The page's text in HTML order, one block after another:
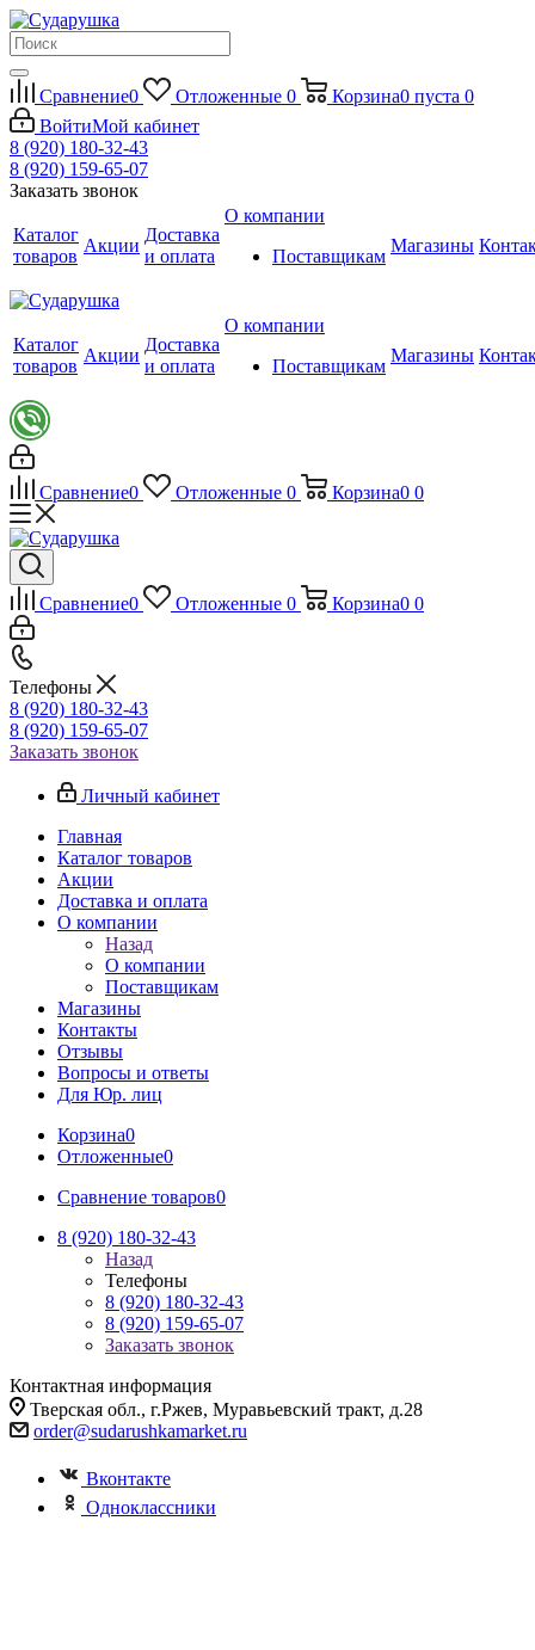
Сравнение0 Отложенные 0 Корзина0 пуста 0
ВойтиМой кабинет
8 (920) 180-32-43
8 (920) 159-65-07
Заказать звонок
Каталог
товаров
Акции
Доставка
и оплата
О компании
Поставщикам
Магазины
Каталог
товаров
Акции
Доставка
и оплата
О компании
Поставщикам
Магазины
Сравнение0 Отложенные 0 Корзина0 0
Сравнение0 Отложенные 0 Корзина0 0
Телефоны
8 (920) 180-32-43
8 (920) 159-65-07
Заказать звонок
Личный кабинет
Главная
Каталог товаров
Акции
Доставка и оплата
О компании
Назад
О компании
Поставщикам
Магазины
Контакты
Отзывы
Вопросы и ответы
Для Юр. лиц
Корзина0
Отложенные0
Сравнение товаров0
8 (920) 180-32-43
Назад
Телефоны
8 (920) 180-32-43
8 (920) 159-65-07
Заказать звонок
Контактная информация
Тверская обл., г.Ржев, Муравьевский тракт, д.28
order@sudarushkamarket.ru
Вконтакте
Одноклассники